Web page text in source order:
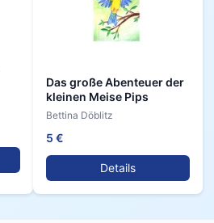
Das große Abenteuer der
kleinen Meise Pips
Bettina Döblitz
5 €
Details